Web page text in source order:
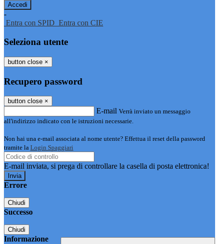
-
Entra con SPID Entra con CIE
Seleziona utente
button close ×
Recupero password
button close ×
E-mail Verrà inviato un messaggio
all'indirizzo indicato con le istruzioni necessarie.
Non hai una e-mail associata al nome utente? Effettua il reset della password
tramite la Login Spaggiari
E-mail inviata, si prega di controllare la casella di posta elettronica!
Errore
Chiudi
Successo
Chiudi
Informazione